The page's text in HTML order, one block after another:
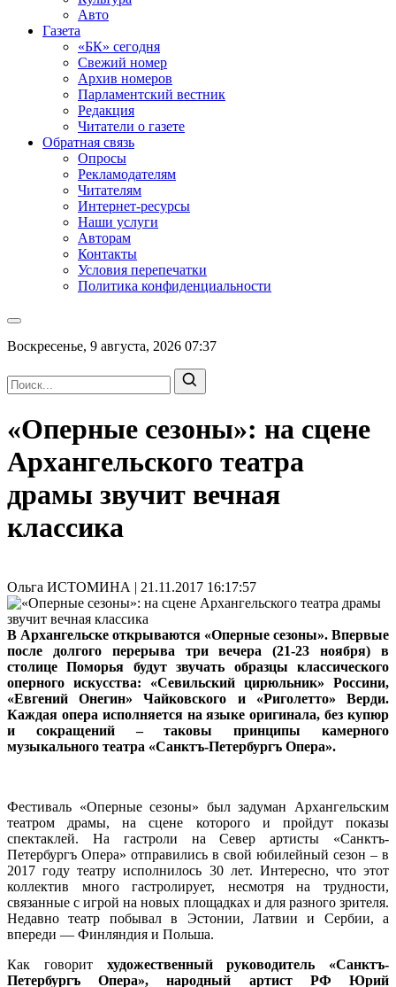
Авто
Газета
«БК» сегодня
Свежий номер
Архив номеров
Парламентский вестник
Редакция
Читатели о газете
Обратная связь
Опросы
Рекламодателям
Читателям
Интернет-ресурсы
Наши услуги
Авторам
Контакты
Условия перепечатки
Политика конфиденциальности
Воскресенье, 9 августа, 2026 07:37
«Оперные сезоны»: на сцене
Архангельского театра
драмы звучит вечная
классика
Ольга ИСТОМИНА | 21.11.2017 16:17:57
В Архангельске открываются «Оперные сезоны». Впервые
после долгого перерыва три вечера (21-23 ноября) в
столице Поморья будут звучать образцы классического
оперного искусства: «Севильский цирюльник» Россини,
«Евгений Онегин» Чайковского и «Риголетто» Верди.
Каждая опера исполняется на языке оригинала, без купюр
и сокращений – таковы принципы камерного
музыкального театра «Санктъ-Петербургъ Опера».
Фестиваль «Оперные сезоны» был задуман Архангельским
театром драмы, на сцене которого и пройдут показы
спектаклей. На гастроли на Север артисты «Санктъ-
Петербургъ Опера» отправились в свой юбилейный сезон – в
2017 году театру исполнилось 30 лет. Интересно, что этот
коллектив много гастролирует, несмотря на трудности,
связанные с игрой на новых площадках и для разного зрителя.
Недавно театр побывал в Эстонии, Латвии и Сербии, а
впереди — Финляндия и Польша.
Как говорит художественный руководитель «Санктъ-
Петербургъ Опера», народный артист РФ Юрий